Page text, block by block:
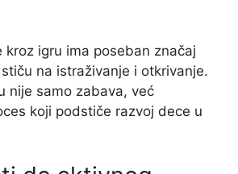
kroz igru ima poseban značaj
na istraživanje i otkrivanje.
nije samo zabava, već
koji podstiče razvoj dece u